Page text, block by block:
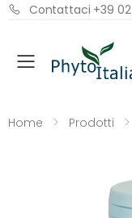
Contattaci +39
Menu
Home Prodotti